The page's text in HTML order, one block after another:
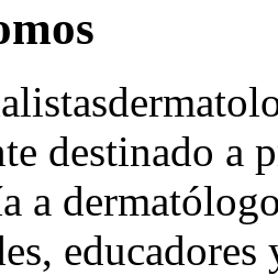
destinado a
a
educadores